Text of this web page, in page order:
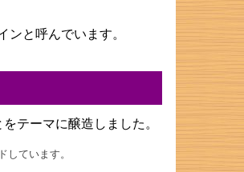
と呼んでいます。
テーマに醸造しました。
ています。